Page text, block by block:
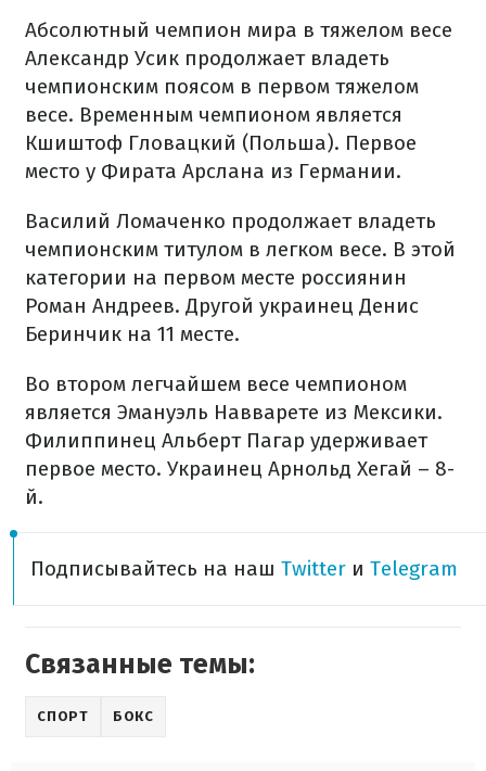
Абсолютный чемпион мира в тяжелом весе
Александр Усик продолжает владеть
чемпионским поясом в первом тяжелом
весе. Временным чемпионом является
Кшиштоф Гловацкий (Польша). Первое
место у Фирата Арслана из Германии.
Василий Ломаченко продолжает владеть
чемпионским титулом в легком весе. В этой
категории на первом месте россиянин
Роман Андреев. Другой украинец Денис
Беринчик на 11 месте.
Во втором легчайшем весе чемпионом
является Эмануэль Навварете из Мексики.
Филиппинец Альберт Пагар удерживает
первое место. Украинец Арнольд Хегай – 8-
й.
Подписывайтесь на наш Twitter и Telegram
Связанные темы:
СПОРТ БОКС